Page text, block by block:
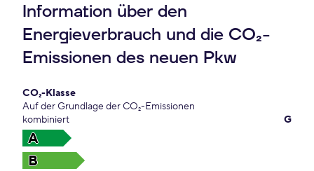
Information über den
Energieverbrauch und die CO₂-
Emissionen des neuen Pkw
CO₂-Klasse
Auf der Grundlage der CO₂-Emissionen
kombiniert
G
A
B